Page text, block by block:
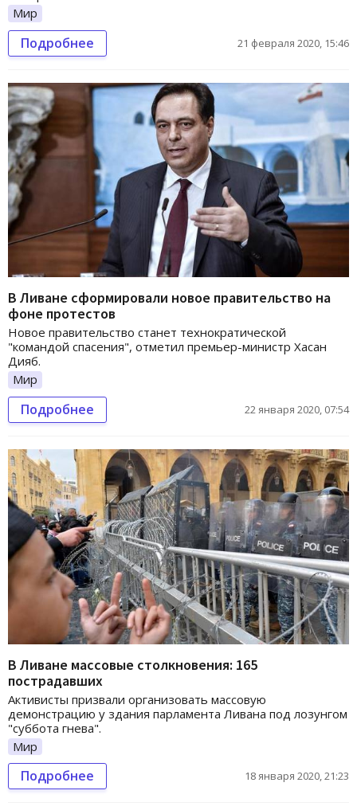
Мир
Подробнее 21 февраля 2020, 15:46
В Ливане сформировали новое правительство на
фоне протестов
Новое правительство станет технократической
"командой спасения", отметил премьер-министр Хасан
Дияб.
Мир
Подробнее 22 января 2020, 07:54
В Ливане массовые столкновения: 165
пострадавших
Активисты призвали организовать массовую
демонстрацию у здания парламента Ливана под лозунгом
"суббота гнева".
Мир
Подробнее 18 января 2020, 21:23